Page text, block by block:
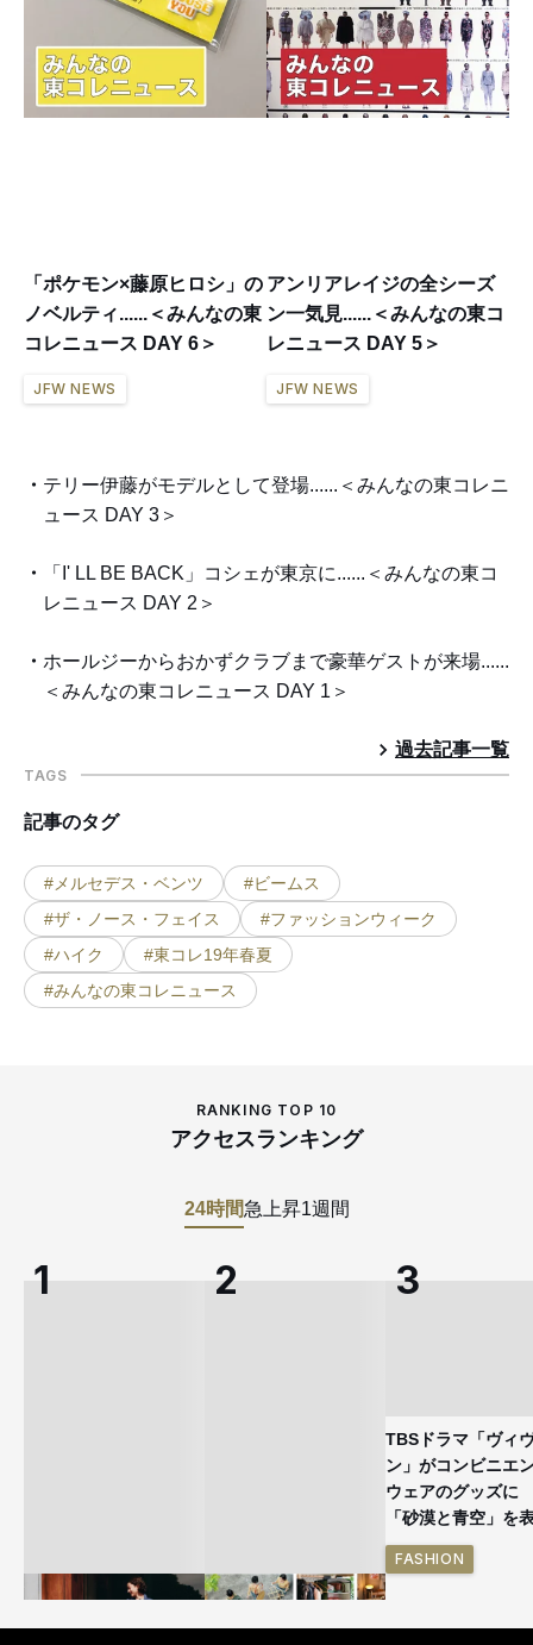
「ポケモン×藤原ヒロシ」の
ノベルティ......＜みんなの東
コレニュース DAY 6＞
JFW NEWS
アンリアレイジの全シーズ
ン一気見......＜みんなの東コ
レニュース DAY 5＞
JFW NEWS
テリー伊藤がモデルとして登場......＜みんなの東コレニ
ュース DAY 3＞
「I' LL BE BACK」コシェが東京に......＜みんなの東コ
レニュース DAY 2＞
ホールジーからおかずクラブまで豪華ゲストが来場......
＜みんなの東コレニュース DAY 1＞
過去記事一覧
TAGS
記事のタグ
#メルセデス・ベンツ
#ビームス
#ザ・ノース・フェイス
#ファッションウィーク
#ハイク
#東コレ19年春夏
#みんなの東コレニュース
RANKING TOP 10
アクセスランキング
24時間急上昇1週間
TBSドラマ「ヴィ
ン」がコンビニエ
ウェアのグッズ
「砂漠と青空」を
FASHION